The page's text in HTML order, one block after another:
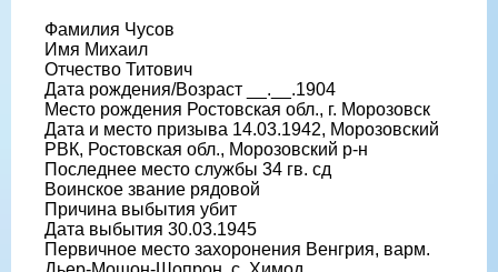
Фамилия Чусов
Имя Михаил
Отчество Титович
Дата рождения/Возраст __.__.1904
Место рождения Ростовская обл., г. Морозовск
Дата и место призыва 14.03.1942, Морозовский
РВК, Ростовская обл., Морозовский р-н
Последнее место службы 34 гв. сд
Воинское звание рядовой
Причина выбытия убит
Дата выбытия 30.03.1945
Первичное место захоронения Венгрия, варм.